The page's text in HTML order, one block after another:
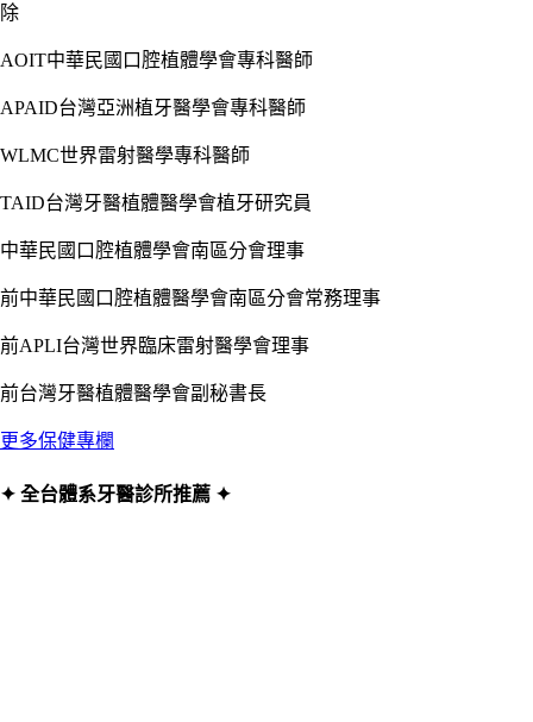
除
AOIT中華民國口腔植體學會專科醫師
APAID台灣亞洲植牙醫學會專科醫師
WLMC世界雷射醫學專科醫師
TAID台灣牙醫植體醫學會植牙研究員
中華民國口腔植體學會南區分會理事
前中華民國口腔植體醫學會南區分會常務理事
前APLI台灣世界臨床雷射醫學會理事
前台灣牙醫植體醫學會副秘書長
更多保健專欄
✦ 全台體系牙醫診所推薦 ✦